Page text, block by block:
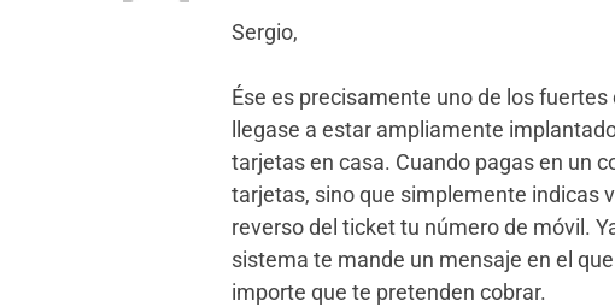
Sergio,
Ése es precisamente uno de los fuertes
llegase a estar ampliamente
tarjetas en casa. Cuando pagas en un
tarjetas, sino que simplemente indicas
reverso del ticket tu número de móvil.
sistema te mande un mensaje en el
importe que te pretenden cobrar.